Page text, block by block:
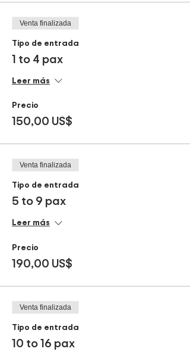
Venta finalizada
Tipo de entrada
1 to 4 pax
Leer más
Precio
150,00 US$
Venta finalizada
Tipo de entrada
5 to 9 pax
Leer más
Precio
190,00 US$
Venta finalizada
Tipo de entrada
10 to 16 pax